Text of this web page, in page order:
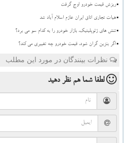
ریزش قیمت خودرو اوج گرفت
هیات تجاری اتاق ایران عازم اسلام آباد شد
تنش های ژئوپلیتیک، بازار خودرو را به کدام سو می برد؟
اگر بنزین گران شود، قیمت خودرو چه تغییری می کند؟
نظرات بینندگان در مورد این مطلب
لطفا شما همنظر دهید